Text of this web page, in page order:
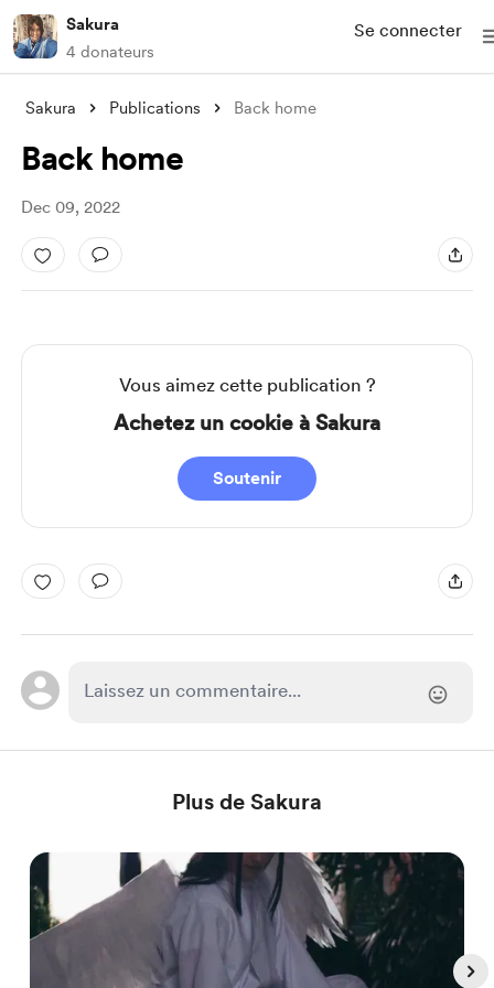
Sakura
4 donateurs
Se connecter
Sakura Publications Back home
Back home
Dec 09, 2022
Vous aimez cette publication ?
Achetez un cookie à Sakura
Soutenir
Plus de Sakura